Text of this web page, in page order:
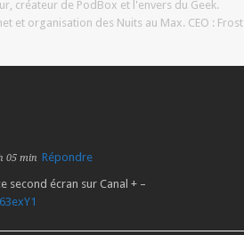
créateur de PodBox et l'envers du Geek.
et organisation des Nuits au Max. CEO : Frost
05 min Répondre
second écran sur Canal + –